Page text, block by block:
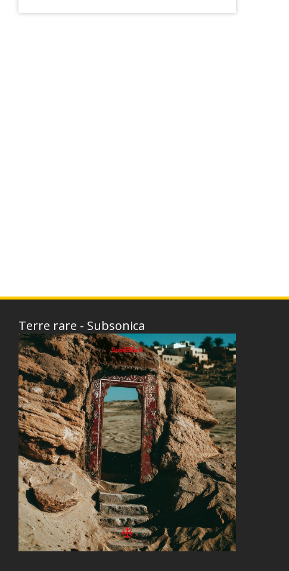
Terre rare - Subsonica